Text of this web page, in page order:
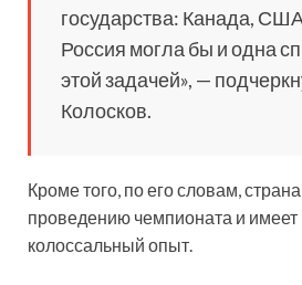
государства: Канада,
Россия могла бы и одна
этой задачей», —
Колосков.
Кроме того, по его словам,
проведению чемпионата и имеет
колоссальный опыт.